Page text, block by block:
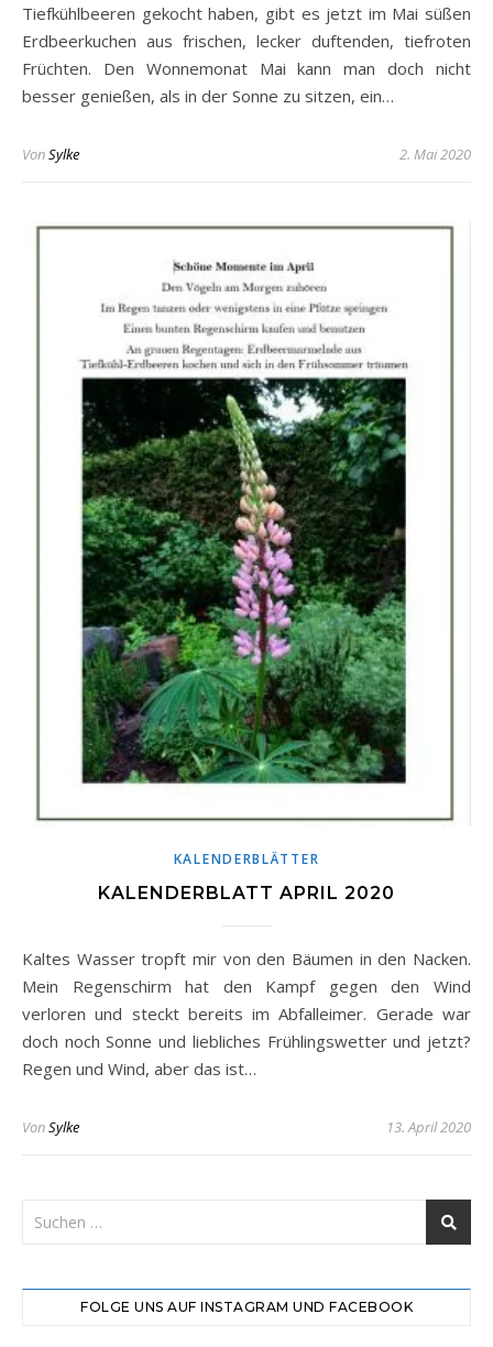
Tiefkühlbeeren gekocht haben, gibt es jetzt im Mai süßen
Erdbeerkuchen aus frischen, lecker duftenden, tiefroten
Früchten. Den Wonnemonat Mai kann man doch nicht
besser genießen, als in der Sonne zu sitzen, ein…
VonSylke 2. Mai 2020
KALENDERBLÄTTER
KALENDERBLATT APRIL 2020
Kaltes Wasser tropft mir von den Bäumen in den Nacken.
Mein Regenschirm hat den Kampf gegen den Wind
verloren und steckt bereits im Abfalleimer. Gerade war
doch noch Sonne und liebliches Frühlingswetter und jetzt?
Regen und Wind, aber das ist…
VonSylke 13. April 2020
FOLGE UNS AUF INSTAGRAM UND FACEBOOK